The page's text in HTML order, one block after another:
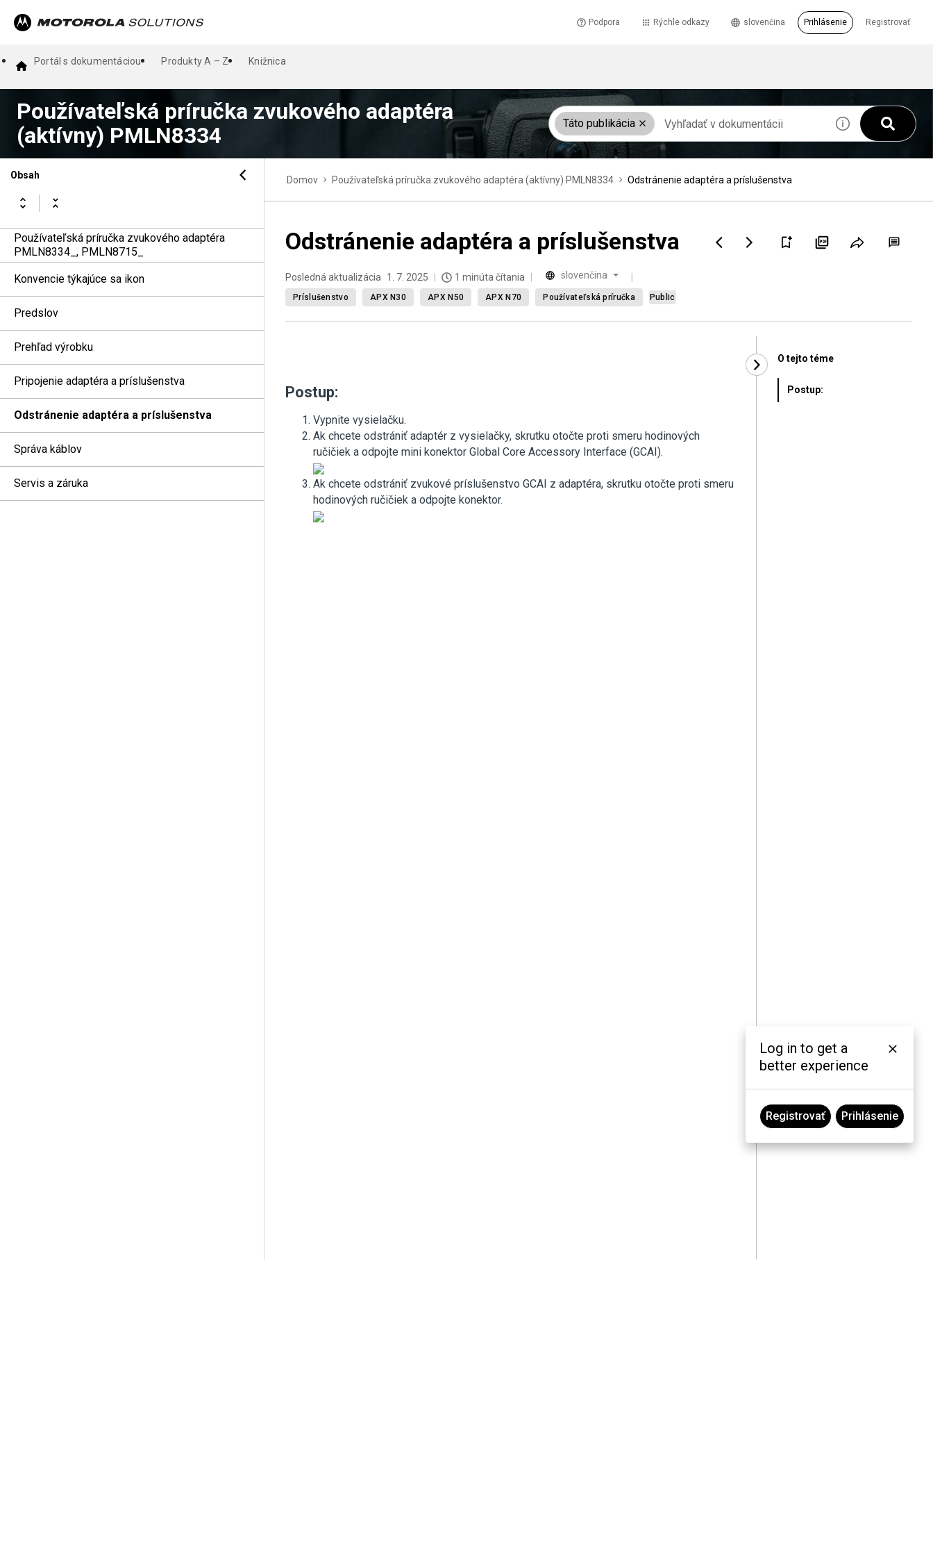
Podpora Rýchle odkazy Registrovať
slovenčina Prihlásenie
Portál s dokumentáciou Produkty A – Z Knižnica
Používateľská príručka zvukového adaptéra
(aktívny) PMLN8334
Táto publikácia
Obsah
Používateľská príručka zvukového adaptéra
PMLN8334_, PMLN8715_
Konvencie týkajúce sa ikon
Predslov
Prehľad výrobku
Pripojenie adaptéra a príslušenstva
Odstránenie adaptéra a príslušenstva
Správa káblov
Servis a záruka
Domov Používateľská príručka zvukového adaptéra (aktívny) PMLN8334 Odstránenie adaptéra a príslušenstva
Odstránenie adaptéra a príslušenstva
Posledná aktualizácia 1. 7. 2025 1 minúta čítania slovenčina
Príslušenstvo APX N30 APX N50 APX N70 Používateľská príručka Public
Postup:
Vypnite vysielačku.
Ak chcete odstrániť adaptér z vysielačky, skrutku otočte proti smeru hodinových
ručičiek a odpojte mini konektor Global Core Accessory Interface (GCAI).
Ak chcete odstrániť zvukové príslušenstvo GCAI z adaptéra, skrutku otočte proti smeru
hodinových ručičiek a odpojte konektor.
O tejto téme
Postup:
Log in to get a
better experience
Registrovať Prihlásenie